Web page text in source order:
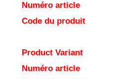
Numéro article
Code du produit
Product Variant
Numéro article